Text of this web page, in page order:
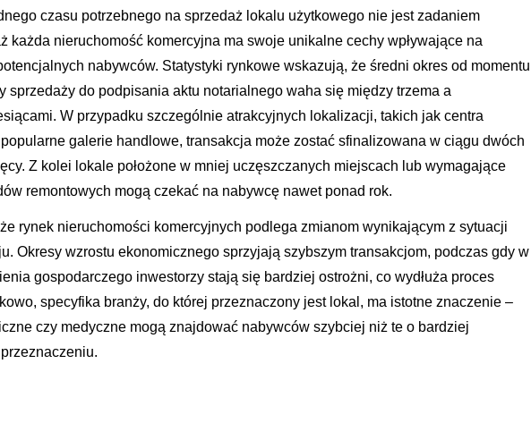
czasu potrzebnego na sprzedaż lokalu użytkowego nie jest zadaniem
każda nieruchomość komercyjna ma swoje unikalne cechy wpływające na
nabywców. Statystyki rynkowe wskazują, że średni okres od momentu
sprzedaży do podpisania aktu notarialnego waha się między trzema a
W przypadku szczególnie atrakcyjnych lokalizacji, takich jak centra
galerie handlowe, transakcja może zostać sfinalizowana w ciągu dwóch
Z kolei lokale położone w mniej uczęszczanych miejscach lub wymagające
remontowych mogą czekać na nabywcę nawet ponad rok.
rynek nieruchomości komercyjnych podlega zmianom wynikającym z sytuacji
Okresy wzrostu ekonomicznego sprzyjają szybszym transakcjom, podczas gdy w
gospodarczego inwestorzy stają się bardziej ostrożni, co wydłuża proces
specyfika branży, do której przeznaczony jest lokal, ma istotne znaczenie –
czy medyczne mogą znajdować nabywców szybciej niż te o bardziej